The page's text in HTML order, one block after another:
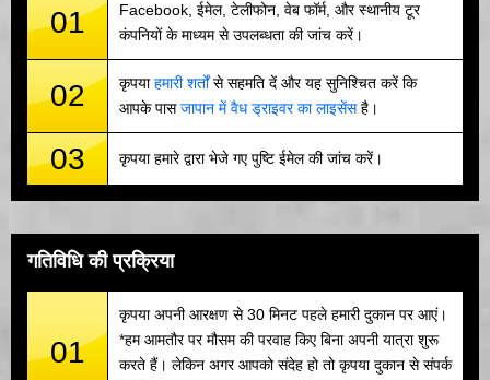
01
Facebook, ईमेल, टेलीफोन, वेब फॉर्म, और स्थानीय टूर
कंपनियों के माध्यम से उपलब्धता की जांच करें।
02 कृपयाहमारी शर्तोंसे सहमति दें और यह सुनिश्चित करें कि
आपके पासजापान में वैध ड्राइवर का लाइसेंसहै।
03 कृपया हमारे द्वारा भेजे गए पुष्टि ईमेल की जांच करें।
गतिविधि की प्रक्रिया
01
कृपया अपनी आरक्षण से 30 मिनट पहले हमारी दुकान पर आएं।
*हम आमतौर पर मौसम की परवाह किए बिना अपनी यात्रा शुरू
करते हैं। लेकिन अगर आपको संदेह हो तो कृपया दुकान से संपर्क